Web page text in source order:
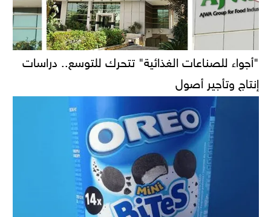
"أجواء للصناعات الغذائية" تتحرك للتوسع.. دراسات
إنتاج وتأجير أصول